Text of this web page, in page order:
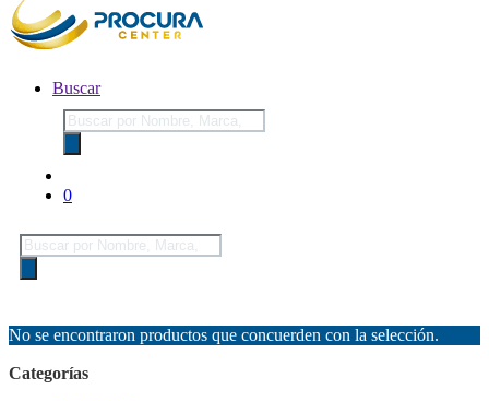
Buscar
Búsqueda
de
productos
0
Búsqueda
de
productos
No se encontraron productos que concuerden con la selección.
Categorías